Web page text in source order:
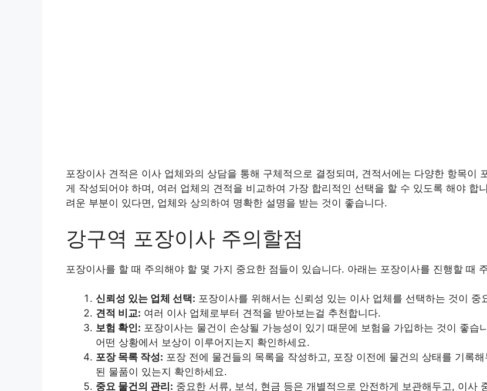
포장이사 견적은 이사 업체와의 상담을 통해 구체적으로 결정되며, 견적서에는 다양한 항목이
게 작성되어야 하며, 여러 업체의 견적을 비교하여 가장 합리적인 선택을 할 수 있도록 해야 합
려운 부분이 있다면, 업체와 상의하여 명확한 설명을 받는 것이 좋습니다.
강구역 포장이사 주의할점
포장이사를 할 때 주의해야 할 몇 가지 중요한 점들이 있습니다. 아래는 포장이사를 진행할 때
신뢰성 있는 업체 선택: 포장이사를 위해서는 신뢰성 있는 이사 업체를 선택하는 것이
견적 비교: 여러 이사 업체로부터 견적을 받아보는걸 추천합니다.
보험 확인: 포장이사는 물건이 손상될 가능성이 있기 때문에 보험을 가입하는 것이 좋
어떤 상황에서 보상이 이루어지는지 확인하세요.
포장 목록 작성: 포장 전에 물건들의 목록을 작성하고, 포장 이전에 물건의 상태를 기록
된 물품이 있는지 확인하세요.
중요 물건의 관리: 중요한 서류, 보석, 현금 등은 개별적으로 안전하게 보관해두고, 이사